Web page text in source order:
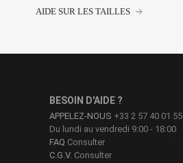
AIDE SUR LES TAILLES
BESOIN D'AIDE ?
APPELEZ-NOUS +33 2 57 40 01 55
Du lundi au vendredi 9:00 - 18:00
FAQ Consulter
C.G.V. Consulter